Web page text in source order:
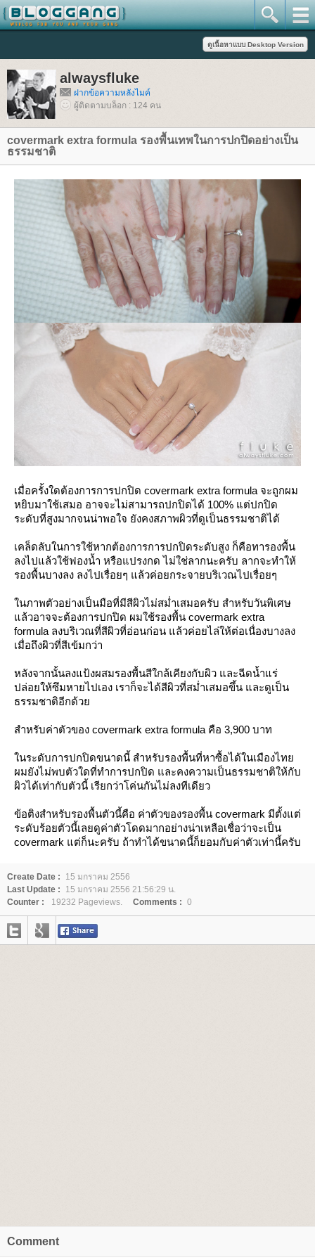
alwaysfluke
ฝากข้อความหลังไมค์
ผู้ติดตามบล็อก : 124 คน
covermark extra formula รองพื้นเทพในการปกปิดอย่างเป็น
ธรรมชาติ
เมื่อครั้งใดต้องการการปกปิด covermark extra formula จะถูกผม
หยิบมาใช้เสมอ อาจจะไม่สามารถปกปิดได้ 100% แต่ปกปิด
ระดับที่สูงมากจนน่าพอใจ ยังคงสภาพผิวที่ดูเป็นธรรมชาติได้
เคล็ดลับในการใช้หากต้องการการปกปิดระดับสูง ก็คือทารองพื้น
ลงไปแล้วใช้ฟองน้ำ หรือแปรงกด ไม่ใช่ลากนะครับ ลากจะทำให้
รองพื้นบางลง ลงไปเรื่อยๆ แล้วค่อยกระจายบริเวณไปเรื่อยๆ
นภาพตัวอย่างเป็นมือที่มีสีผิวไม่สม่ำเสมอครับ สำหรับวันพิเศษ
ล้วอาจจะต้องการปกปิด ผมใช้รองพื้น covermark extra
formula ลงบริเวณที่สีผิวที่อ่อนก่อน แล้วค่อยไล่ให้ต่อเนื่องบางลง
เมื่อถึงผิวที่สีเข้มกว่า
หลังจากนั้นลงแป้งผสมรองพื้นสีใกล้เคียงกับผิว และฉีดน้ำแร่
ปล่อยให้ซึมหายไปเอง เราก็จะได้สีผิวที่สม่ำเสมอขึ้น และดูเป็น
ธรรมชาติอีกด้ว
สำหรับค่าตัวของ covermark extra formula คือ 3,900 บาท
นระดับการปกปิดขนาดนี้ สำหรับรองพื้นที่หาซื้อได้นเมืองไท
ผมยังไม่พบตัวใดที่ทำการปกปิด และคงความเป็นธรรมชาติให้กับ
ผิวได้เท่ากับตัวนี้ เรียกว่าโค่นกันไม่ลงทีเดีว
ข้อติงสำหรับรองพื้นตัวนี้คือ ค่าตัวของรองพื้น covermark มีตั้งแต่
ระดับร้อยตัวนี้เลดูค่าตัวโดดมากอย่างน่าเหลือเชื่อว่าจะเป็น
covermark แต่ก็นะครับ ถ้าทำได้ขนาดนี้ก็ยอมกับค่าตัวเท่านี้ครับ
Create Date :
15 มกราคม 2556
Last Update :
15 มกราคม 2556 21:56:29 น.
Counter :
19232 Pageviews. Comments : 0
Comment